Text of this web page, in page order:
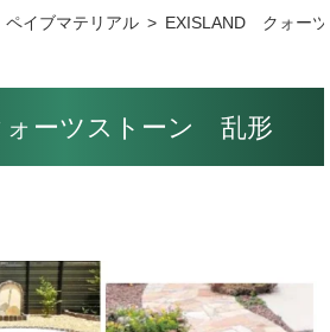
ペイブマテリアル EXISLAND クォー
ーツストーン 乱形